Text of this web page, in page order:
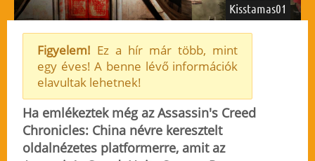
fuggetlen
Kisstamas01
Figyelem! Ez a hír már több, mint
egy éves! A benne lévő információk
elavultak lehetnek!
Ha emlékeztek még az Assassin's Creed
Chronicles: China névre keresztelt
oldalnézetes platformerre, amit az